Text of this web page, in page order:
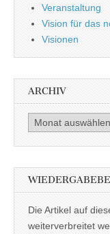
Veranstaltung
Vision für das
Visionen
ARCHIV
Archiv
Die Artikel auf
weiterverbreitet